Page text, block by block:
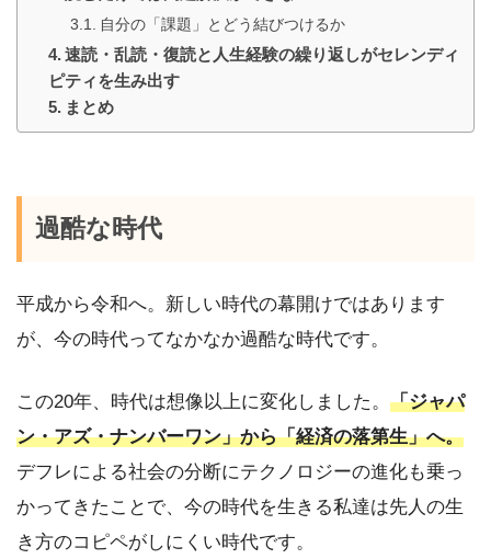
自分の「課題」とどう結びつけるか
速読・乱読・復読と人生経験の繰り返しがセレンディ
ピティを生み出す
まとめ
過酷な時代
平成から令和へ。新しい時代の幕開けではあります
が、今の時代ってなかなか過酷な時代です。
この20年、時代は想像以上に変化しました。 「ジャパ
ン・アズ・ナンバーワン」から「経済の落第生」へ。
デフレによる社会の分断にテクノロジーの進化も乗っ
かってきたことで、今の時代を生きる私達は先人の生
き方のコピペがしにくい時代です。